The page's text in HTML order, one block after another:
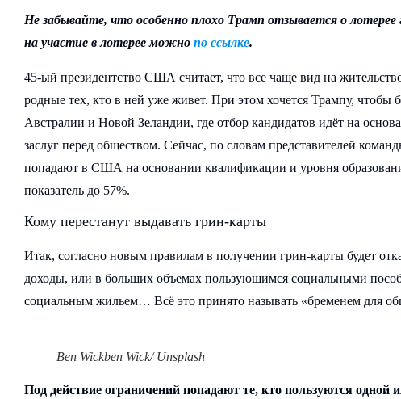
Не забывайте, что особенно плохо Трамп отзывается о
на участие в лотерее можно по ссылке.
45-ый президентство США считает, что все чаще вид на
родные тех, кто в ней уже живет. При этом хочется Трампу, чтобы
Австралии и Новой Зеландии, где отбор кандидатов идёт на
заслуг перед обществом. Сейчас, по словам представителей
попадают в США на основании квалификации и уровня
показатель до 57%.
Кому перестанут выдавать грин-карты
Итак, согласно новым правилам в получении грин-карты будет
доходы, или в больших объемах пользующимся социальными
социальным жильем… Всё это принято называть «бременем для
Ben Wickben Wick/ Unsplash
Под действие ограничений попадают те, кто пользуются одной